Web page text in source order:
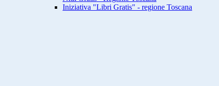
Iniziativa "Libri Gratis" - regione Toscana